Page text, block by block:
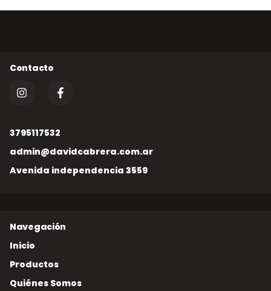
3795117532
admin@davidcabrera.com.ar
Avenida independencia 3559
Inicio
Productos
Quiénes Somos